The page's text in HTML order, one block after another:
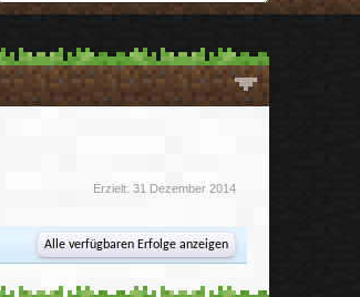
Erzielt: 31 Dezember 2014
Alle verfügbaren Erfolge anzeigen